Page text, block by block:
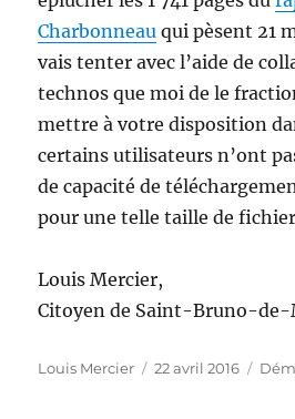
Charbonneau qui pèsent 21
vais tenter avec l’aide de
technos que moi de le
mettre à votre disposition
certains utilisateurs n’ont
de capacité de
pour une telle taille de
Louis Mercier,
Citoyen de Saint-Bruno-
Auteur
Louis Mercier
Publié
22 avril 2016